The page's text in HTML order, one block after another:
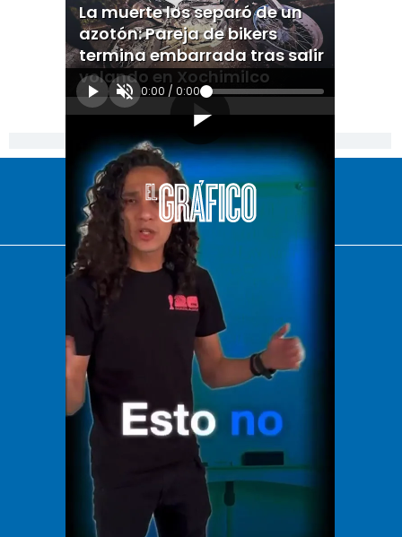
La muerte los separó de un
azotón: Pareja de bikers
termina embarrada tras salir
volando en Xochimilco
0:00 / 0:00
[Publicidad]
El Universal
Vive USA
Clase
De 10 sports
DeDinero
Confabulario